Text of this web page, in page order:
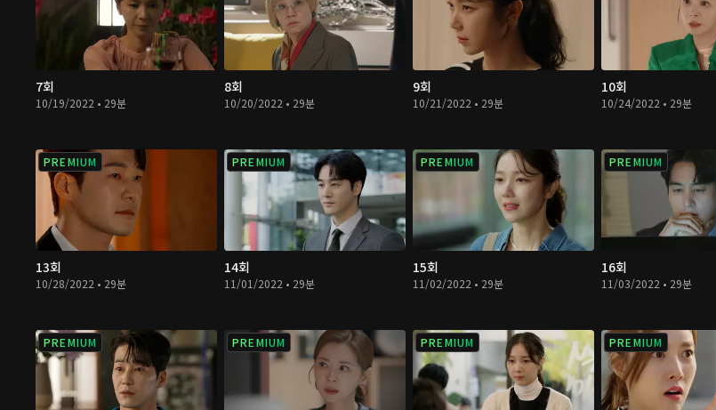
7회
10/19/2022 • 29분
8회
10/20/2022 • 29분
9회
10/21/2022 • 29분
10회
10/24/2022 • 29분
PREMIUM
13회
10/28/2022 • 29분
PREMIUM
14회
11/01/2022 • 29분
PREMIUM
15회
11/02/2022 • 29분
PREMIUM
16회
11/03/2022 • 29분
PREMIUM PREMIUM PREMIUM PREMIUM